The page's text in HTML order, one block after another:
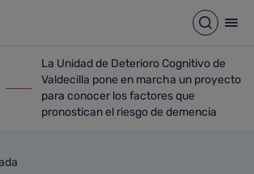
Abrir
opciones del camino de migas
ir-a La Unidad de Deterioro Cognitivo
La Unidad de Deterioro Cognitivo de
Valdecilla pone en marcha un proyecto
para conocer los factores que
pronostican el riesgo de demencia